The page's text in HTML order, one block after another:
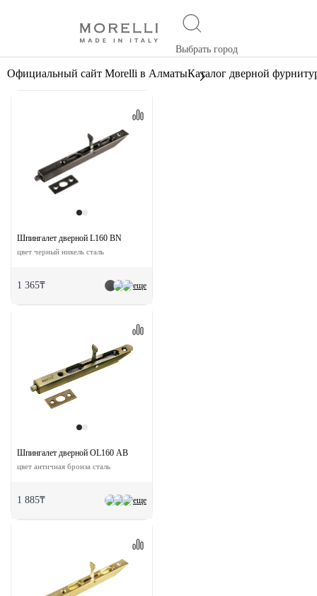
Выбрать город
Официальный сайт Morelli в АлматыКаталог дверной
еще
Шпингалет дверной L160 BN
цвет черный никель сталь
1 365₸
еще
Шпингалет дверной OL160 AB
цвет античная бронза сталь
1 885₸